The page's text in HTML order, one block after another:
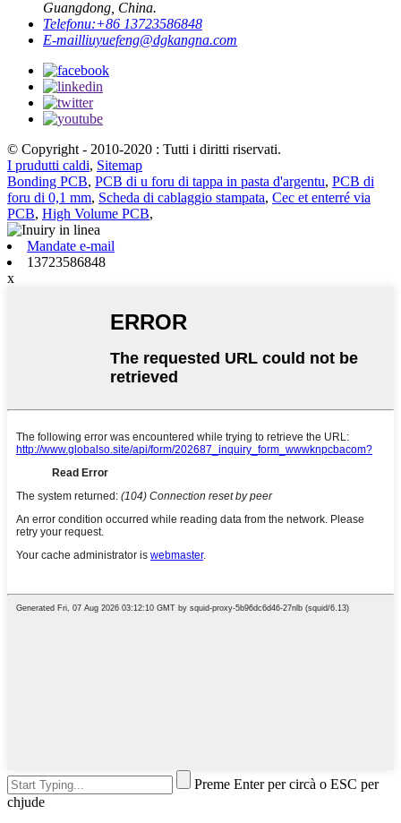
Guangdong, China.
Telefonu:+86 13723586848
E-mailliuyuefeng@dgkangna.com
© Copyright - 2010-2020 : Tutti i diritti riservati.
I prudutti caldi, Sitemap
Bonding PCB, PCB di u foru di tappa in pasta d'argentu, PCB di
foru di 0,1 mm, Scheda di cablaggio stampata, Cec et enterré via
PCB, High Volume PCB,
Mandate e-mail
13723586848
x
Preme Enter per circà o ESC per
chjude